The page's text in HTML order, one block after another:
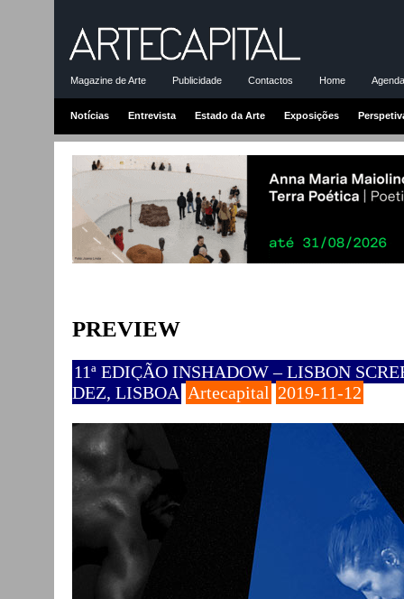
Magazine de Arte Publicidade Contactos Home
Notícias Entrevista Estado da Arte Exposições
PREVIEW
11ª EDIÇÃO INSHADOW – LISBON
DEZ, LISBOA Artecapital 2019-11-12